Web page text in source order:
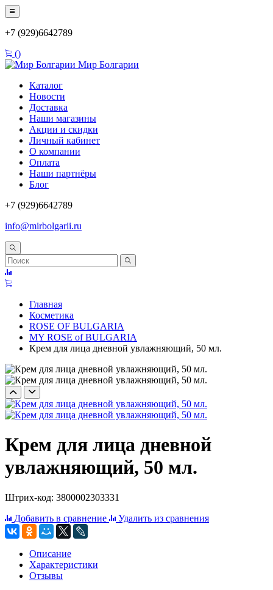
+7 (929)6642789
()
Мир Болгарии
Каталог
Новости
Доставка
Наши магазины
Акции и скидки
Личный кабинет
О компании
Оплата
Наши партнёры
Блог
+7 (929)6642789
info@mirbolgarii.ru
Главная
Косметика
ROSE OF BULGARIA
MY ROSE of BULGARIA
Крем для лица дневной увлажняющий, 50 мл.
Крем для лица дневной
увлажняющий, 50 мл.
Штрих-код: 3800002303331
Добавить в сравнение
Удалить из сравнения
Описание
Характеристики
Отзывы